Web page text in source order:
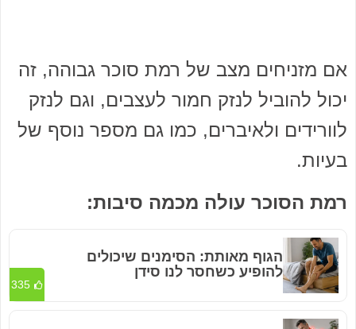
אם מזניחים מצב של רמת סוכר גבוהה, זה
יכול להוביל לנזק חמור לעצבים, וגם לנזק
לוורידים ולאיברים, כמו גם מספר נוסף של
בעיות.
רמת הסוכר עולה מכמה סיבות:
הגוף מאותת: הסימנים שיכולים
להופיע כשחסר לנו סידן
335